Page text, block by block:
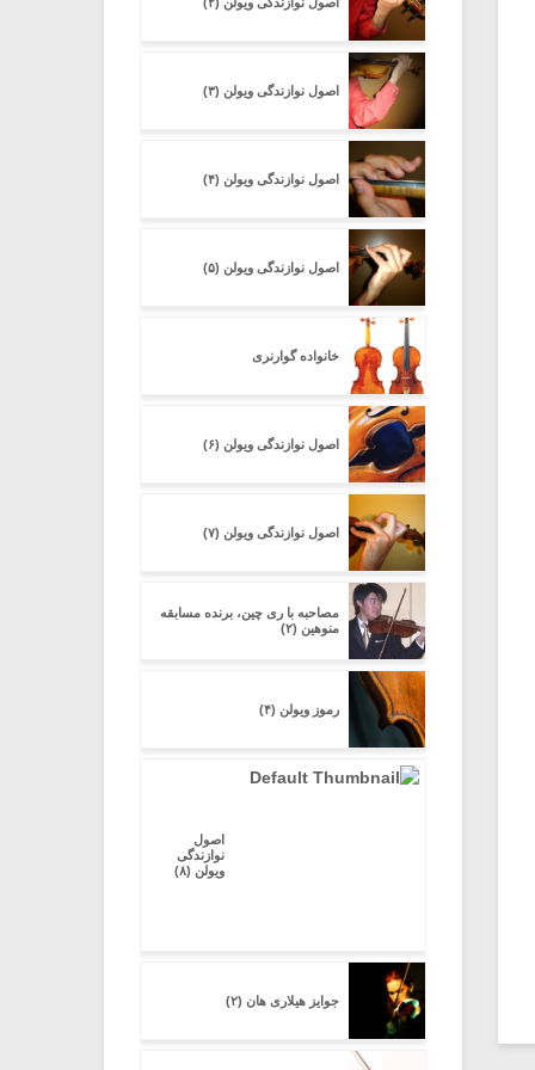
اصول نوازندگی ویولن (۳)
اصول نوازندگی ویولن (۴)
اصول نوازندگی ویولن (۵)
خانواده گوارنری
اصول نوازندگی ویولن (۶)
اصول نوازندگی ویولن (۷)
مصاحبه با ری چین، برنده مسابقه
منوهین (۲)
رموز ویولن (۴)
اصول
نوازندگی
ویولن (۸)
جوایز هیلاری هان (۲)